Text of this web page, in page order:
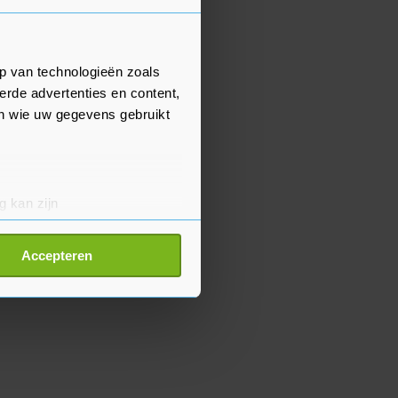
van technologieën zoals
advertenties en content,
wie uw gegevens gebruikt
kan zijn
detailgedeelte
Accepteren